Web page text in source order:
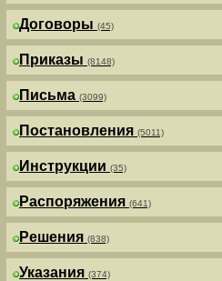
Договоры (45)
Приказы (8148)
Письма (3099)
Постановления (5011)
Инструкции (35)
Распоряжения (641)
Решения (838)
Указания (374)